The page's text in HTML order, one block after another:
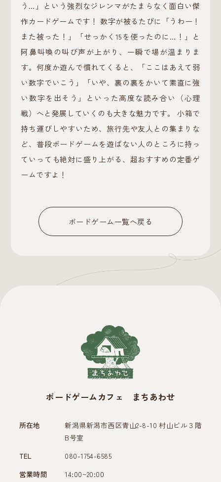
う…」という強烈なジレンマがたまらなく面白い傑
作カードゲームです！ 数字が被るたびに「うわー！
また被った！」「せっかく15を使ったのに…！」と
阿鼻叫喚の叫び声が上がり、一瞬で場が温まりま
す。何度か遊んで慣れてくると、「ここはあえて弱
い数字でいこう」「いや、裏の裏をかいて素直に強
い数字を出そう」といった高度な読み合い（心理
戦）へと発展していくのも大きな魅力です。 小箱で
持ち運びしやすいため、旅行先や友人との集まりな
ど、普段ボードゲームを遊ばない人のところに持っ
ていっても絶対に盛り上がる、超おすすめの定番ゲ
ームですよ！
ボードゲーム一覧へ戻る
ボードゲームカフェ まちあわせ
所在地
新潟県新潟市西区青山2-8-10 村山ビル３階
B号室
TEL
080-1754-6585
営業時間
14:00~20:00